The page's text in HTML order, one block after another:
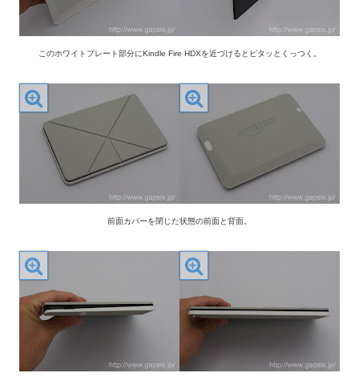
このホワイトプレート部分にKindle Fire HDXを近づけるとピタッとくっつく。
前面カバーを閉じた状態の前面と背面。